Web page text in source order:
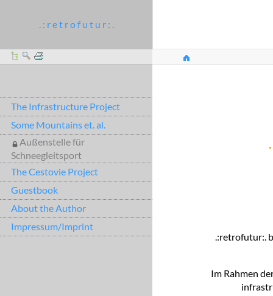
. : r e t r o f u t u r : .
The Infrastructure Project
Some Mountains et. al.
Außenstelle für
Schneegleitsport
The Cestovie Project
Guestbook
About the Author
Impressum/Imprint
.:retrofutur:.
Im Rahmen